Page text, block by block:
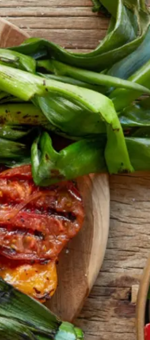
t medmed
grilledegrillede
grøntsagergrøntsage
r ogog salbitxada-
saucesalbitxada-
sauce
Gem opskrift
Vegansk
Vegetarisk
Vores version af den traditionelle
salat empedrat fra det catalanske
køkken. Spis den med brød som
en let frokost eller i et større
måltid som her. Salbitxada minder
noget om en anden ligeledes
catalansk sauce, romesco. I
Catalonien spises den til såkaldte
calcots, der er små porrelignende
løg. Dem griller man helt sorte, så
fjerner man den yderste skal og
dypper det fløjlsbløde løg i
saucen. Calcots er svære at
opdrive på disse kanter, men små
nye porrer kan bruges.